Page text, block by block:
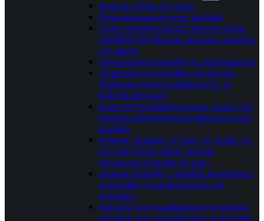
Ametists Effekt på Sinnet
Chakrabalansering med Kristaller
Citrins Attraktionskraft: Utforska citrins
påstådda förmåga att attrahera välstånd
och glädje
Energigivande Kristaller för Arbetsplatsen
Färgterapi och Kristaller: Kombinera
färgterapi med kristalläkning för en
holistisk approach
Guide till Kristallaffirmationer: Skapa och
använda affirmationsmeddelanden med
kristaller
Helande Kristaller för Barn: En guide om
hur man på ett säkert sätt kan
introducera kristaller för barn
Helande Kristaller i Hudvård: Användning
av kristaller i hudvårdsrutiner och
produkter
Historien om Kristalläkning: En historisk
överblick över användningen av kristaller